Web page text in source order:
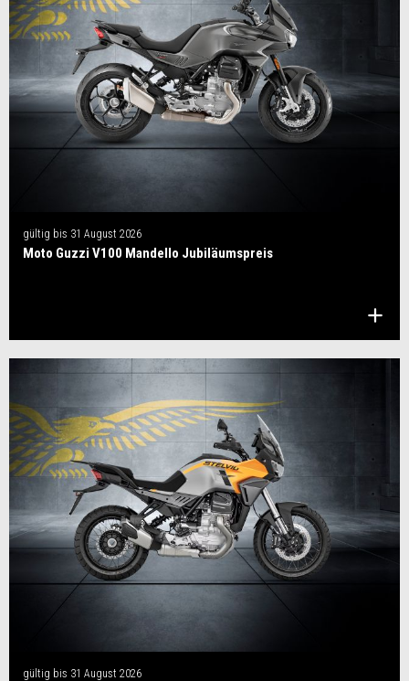
gültig bis 31 August 2026
Moto Guzzi V100 Mandello Jubiläumspreis
gültig bis 31 August 2026